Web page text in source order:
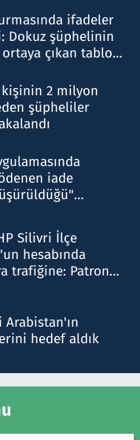
ifadeler
Dokuz şüphelinin
çıkan tablo
2 milyon
şüpheliler
iade
Silivri İlçe
hesabında
trafiğine: Patron
hedef aldık